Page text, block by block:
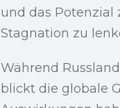
und das Potenzial
Stagnation zu
Während
blickt die globale